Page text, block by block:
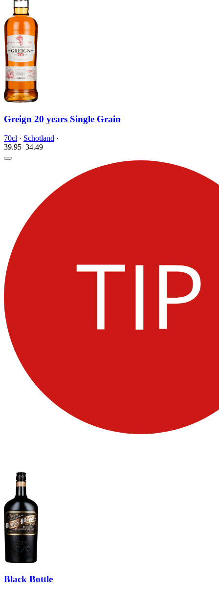
Greign 20 years Single Grain
70cl · Schotland ·
39.95 34.49
Black Bottle